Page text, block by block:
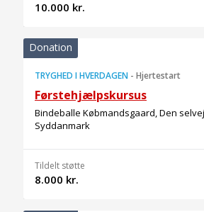
10.000 kr.
Donation
TRYGHED I HVERDAGEN - Hjertestart
Førstehjælpskursus
Bindeballe Købmandsgaard, Den
Syddanmark
Tildelt støtte
8.000 kr.